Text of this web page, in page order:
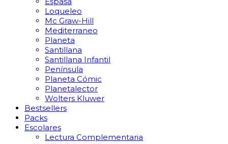
Loqueleo
Mc Graw-Hill
Mediterraneo
Planeta
Santillana
Santillana Infantil
Península
Planeta Cómic
Planetalector
Wolters Kluwer
Bestsellers
Packs
Escolares
Lectura Complementaria